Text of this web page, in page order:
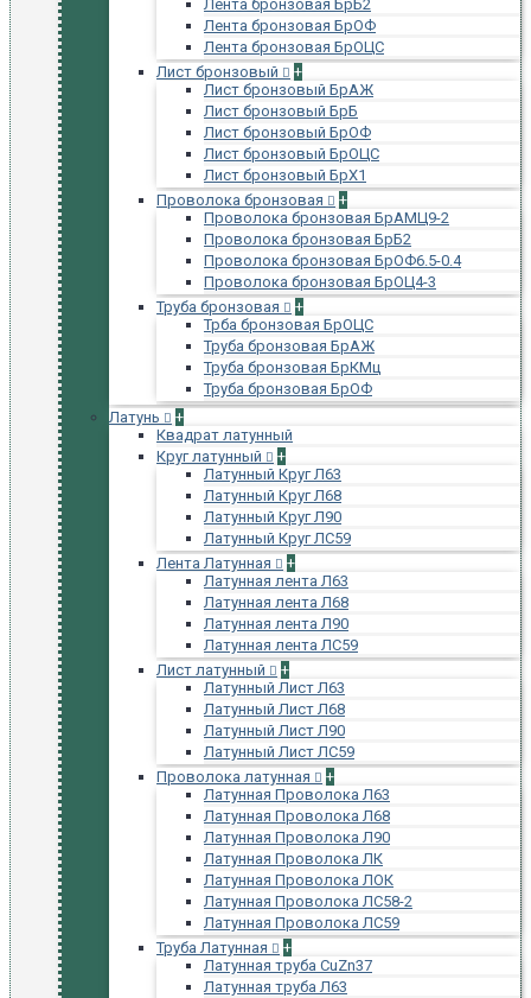
Лента бронзовая БрБ2
Лента бронзовая БрОФ
Лента бронзовая БрОЦС
Лист бронзовый
+
Лист бронзовый БрАЖ
Лист бронзовый БрБ
Лист бронзовый БрОФ
Лист бронзовый БрОЦС
Лист бронзовый БрХ1
Проволока бронзовая
+
Проволока бронзовая БрАМЦ9-2
Проволока бронзовая БрБ2
Проволока бронзовая БрОФ6.5-0.4
Проволока бронзовая БрОЦ4-3
Труба бронзовая
+
Трба бронзовая БрОЦС
Труба бронзовая БрАЖ
Труба бронзовая БрКМц
Труба бронзовая БрОФ
Латунь
+
Квадрат латунный
Круг латунный
+
Латунный Круг Л63
Латунный Круг Л68
Латунный Круг Л90
Латунный Круг ЛС59
Лента Латунная
+
Латунная лента Л63
Латунная лента Л68
Латунная лента Л90
Латунная лента ЛС59
Лист латунный
+
Латунный Лист Л63
Латунный Лист Л68
Латунный Лист Л90
Латунный Лист ЛС59
Проволока латунная
+
Латунная Проволока Л63
Латунная Проволока Л68
Латунная Проволока Л90
Латунная Проволока ЛК
Латунная Проволока ЛОК
Латунная Проволока ЛС58-2
Латунная Проволока ЛС59
Труба Латунная
+
Латунная труба CuZn37
Латунная труба Л63